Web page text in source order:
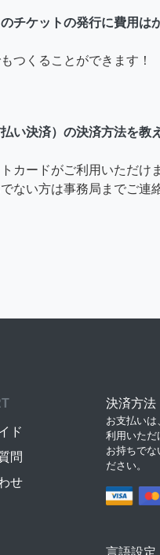
チケットの発行に費用は
つくることができます！
い決済）の決済方法を教
カードがご利用いただけ
ない方は事務局までご連
ド
問
せ
決済方法
お支払い
利用いただ
お持ちでな
ださい。
言語設定